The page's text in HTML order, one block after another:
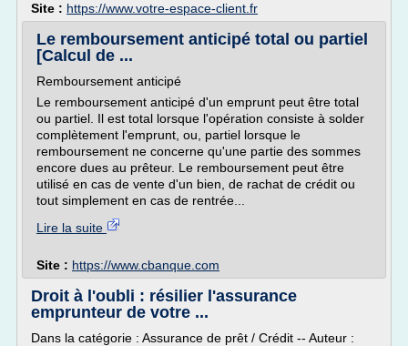
Site : https://www.votre-espace-client.fr
Le remboursement anticipé total ou partiel
[Calcul de ...
Remboursement anticipé
Le remboursement anticipé d'un emprunt peut être total
ou partiel. Il est total lorsque l'opération consiste à solder
complètement l'emprunt, ou, partiel lorsque le
remboursement ne concerne qu'une partie des sommes
encore dues au prêteur. Le remboursement peut être
utilisé en cas de vente d'un bien, de rachat de crédit ou
tout simplement en cas de rentrée...
Lire la suite
Site : https://www.cbanque.com
Droit à l'oubli : résilier l'assurance
emprunteur de votre ...
Dans la catégorie : Assurance de prêt / Crédit -- Auteur :